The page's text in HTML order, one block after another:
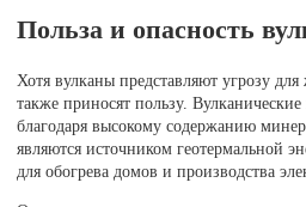
Польза и опасность
Хотя вулканы представляют угрозу
также приносят пользу.
благодаря высокому содержанию
являются источником геотермальной
для обогрева домов и производства